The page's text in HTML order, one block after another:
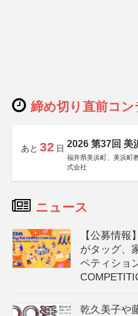
締め切り直前コン
あと 32 日 2026 第37回 美
福井県美浜町、美浜町
式会社
ニュース
【公募情
がタッグ、
ペティショ
乾久美子や